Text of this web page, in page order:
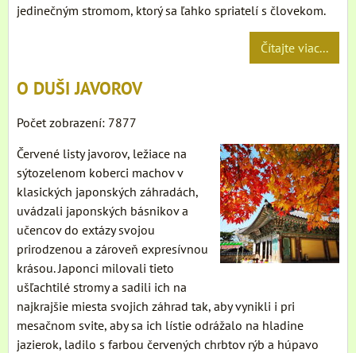
jedinečným stromom, ktorý sa ľahko spriatelí s človekom.
Čítajte viac...
O DUŠI JAVOROV
Počet zobrazení: 7877
Červené listy javorov, ležiace na
sýtozelenom koberci machov v
klasických japonských záhradách,
uvádzali japonských básnikov a
učencov do extázy svojou
prirodzenou a zároveň expresívnou
krásou. Japonci milovali tieto
ušľachtilé stromy a sadili ich na
najkrajšie miesta svojich záhrad tak, aby vynikli i pri
mesačnom svite, aby sa ich lístie odrážalo na hladine
jazierok, ladilo s farbou červených chrbtov rýb a húpavo